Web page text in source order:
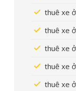
thuê xe
thuê xe
thuê xe
thuê xe
thuê xe